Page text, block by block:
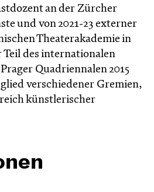
an der Zürcher
und von 2021-23 externer
Theaterakademie in
Teil des internationalen
Quadriennalen 2015
verschiedener Gremien,
künstlerischer